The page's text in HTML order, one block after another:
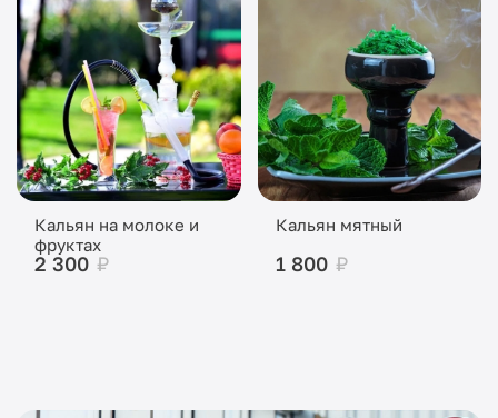
Кальян на молоке и
фруктах
2 300 ₽
Кальян мятный
1 800 ₽